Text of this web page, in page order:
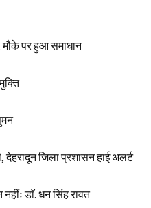
मौके पर हुआ समाधान
देहरादून जिला प्रशासन हाई अलर्ट
नहींः डाॅ. धन सिंह रावत